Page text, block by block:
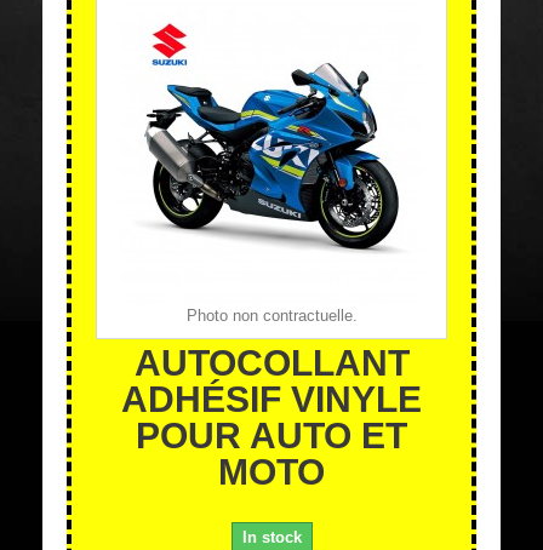
Photo non contractuelle.
AUTOCOLLANT
ADHÉSIF VINYLE
POUR AUTO ET
MOTO
In stock